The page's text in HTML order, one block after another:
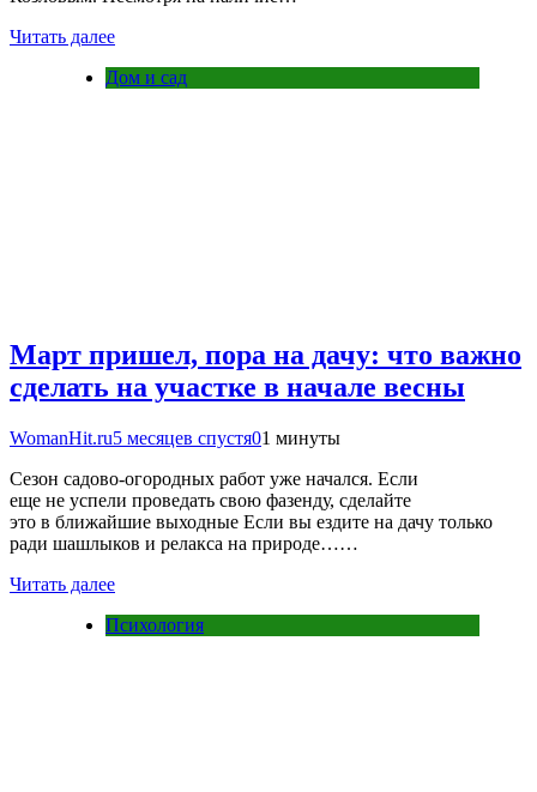
Читать далее
Дом и сад
Март пришел, пора на дачу: что важно
сделать на участке в начале весны
WomanHit.ru5 месяцев спустя01 минуты
Сезон садово-огородных работ уже начался. Если
еще не успели проведать свою фазенду, сделайте
это в ближайшие выходные Если вы ездите на дачу только
ради шашлыков и релакса на природе……
Читать далее
Психология